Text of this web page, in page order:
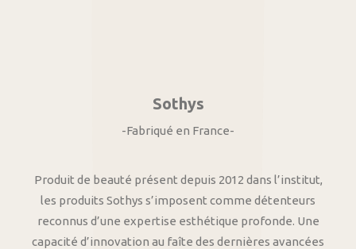
Sothys
-Fabriqué en France-
Produit de beauté présent depuis 2012 dans l’institut,
les produits Sothys s’imposent comme détenteurs
reconnus d’une expertise esthétique profonde. Une
capacité d’innovation au faîte des dernières avancées